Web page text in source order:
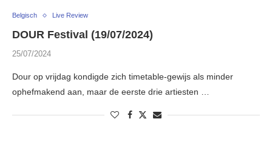
Belgisch Live Review
DOUR Festival (19/07/2024)
25/07/2024
Dour op vrijdag kondigde zich timetable-gewijs als minder
ophefmakend aan, maar de eerste drie artiesten …